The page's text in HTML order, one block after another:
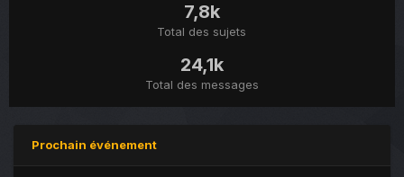
7,8k
Total des sujets
24,1k
Total des messages
Prochain événement